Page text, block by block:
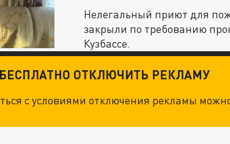
Нелегальный приют для
закрыли по требованию
Кузбассе.
ОТКЛЮЧИТЬ РЕКЛАМУ
с условиями отключения рекламы